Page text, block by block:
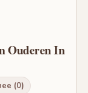
Ouderen In
(0)